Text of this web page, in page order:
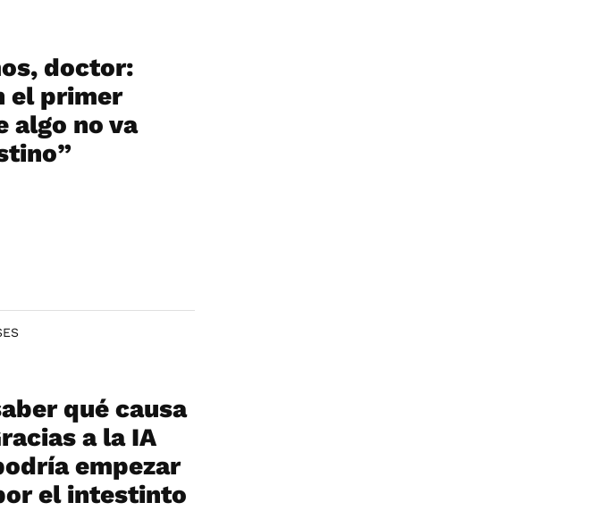
doctor:
el primer
algo no va
qué causa
a la IA
empezar
el intestinto